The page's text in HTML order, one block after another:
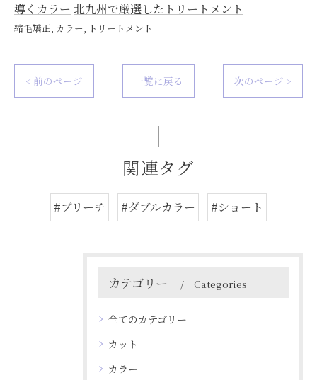
導くカラー 北九州で厳選したトリートメント
縮毛矯正 カラー トリートメント
< 前のページ 一覧に戻る 次のページ >
関連タグ
#ブリーチ #ダブルカラー #ショート
カテゴリー Categories
全てのカテゴリー
カット
カラー